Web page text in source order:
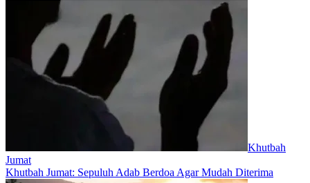
Khutbah
Jumat
Khutbah Jumat: Sepuluh Adab Berdoa Agar Mudah Diterima